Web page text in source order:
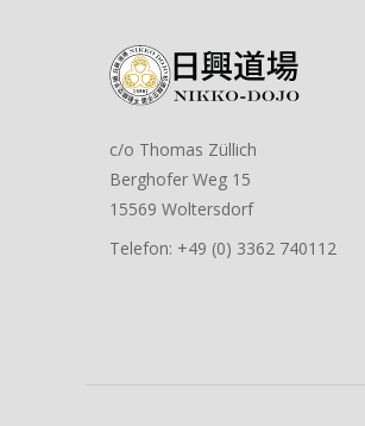
c/o Thomas Züllich
Berghofer Weg 15
15569 Woltersdorf
Telefon: +49 (0) 3362 740112